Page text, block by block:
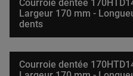
Courroie dentée
Largeur 170 mm -
dents
Courroie dentée